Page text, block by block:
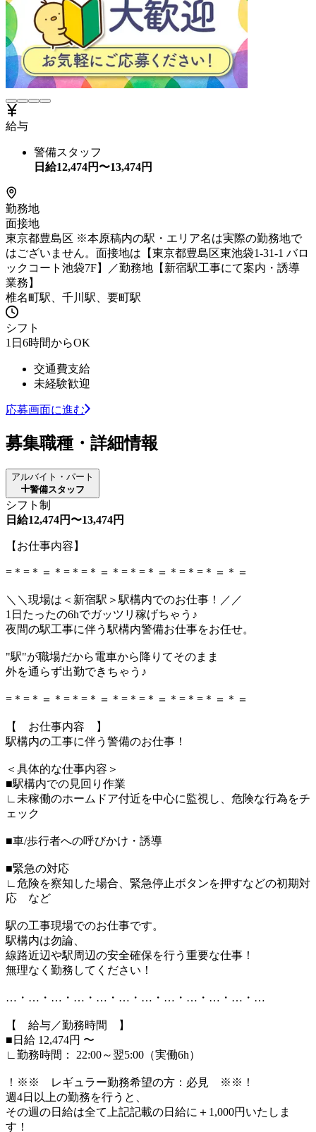
給与
警備スタッフ
日給12,474円〜13,474円
勤務地
面接地
東京都豊島区 ※本原稿内の駅・エリア名は実際の勤務地で
はございません。面接地は【東京都豊島区東池袋1-31-1 バロ
ックコート池袋7F】／勤務地【新宿駅工事にて案内・誘導
業務】
椎名町駅、千川駅、要町駅
シフト
1日6時間からOK
交通費支給
未経験歓迎
応募画面に進む
募集職種・詳細情報
アルバイト・パート
警備スタッフ
シフト制
日給12,474円〜13,474円
【お仕事内容】
=＊=＊＝＊=＊=＊＝＊=＊=＊＝＊=＊=＊＝＊＝
＼＼現場は＜新宿駅＞駅構内でのお仕事！／／
1日たったの6hでガッツリ稼げちゃう♪
夜間の駅工事に伴う駅構内警備お仕事をお任せ。
"駅"が職場だから電車から降りてそのまま
外を通らず出勤できちゃう♪
=＊=＊＝＊=＊=＊＝＊=＊=＊＝＊=＊=＊＝＊＝
【 お仕事内容 】
駅構内の工事に伴う警備のお仕事！
＜具体的な仕事内容＞
■駅構内での見回り作業
∟未稼働のホームドア付近を中心に監視し、危険な行為をチ
ェック
■車/歩行者への呼びかけ・誘導
■緊急の対応
∟危険を察知した場合、緊急停止ボタンを押すなどの初期対
応 など
駅の工事現場でのお仕事です。
駅構内は勿論、
線路近辺や駅周辺の安全確保を行う重要な仕事！
無理なく勤務してください！
…・…・…・…・…・…・…・…・…・…・…・…
【 給与／勤務時間 】
■日給 12,474円 〜
∟勤務時間： 22:00～翌5:00（実働6h）
！※※ レギュラー勤務希望の方：必見 ※※！
週4日以上の勤務を行うと、
その週の日給は全て上記記載の日給に＋1,000円いたしま
す！